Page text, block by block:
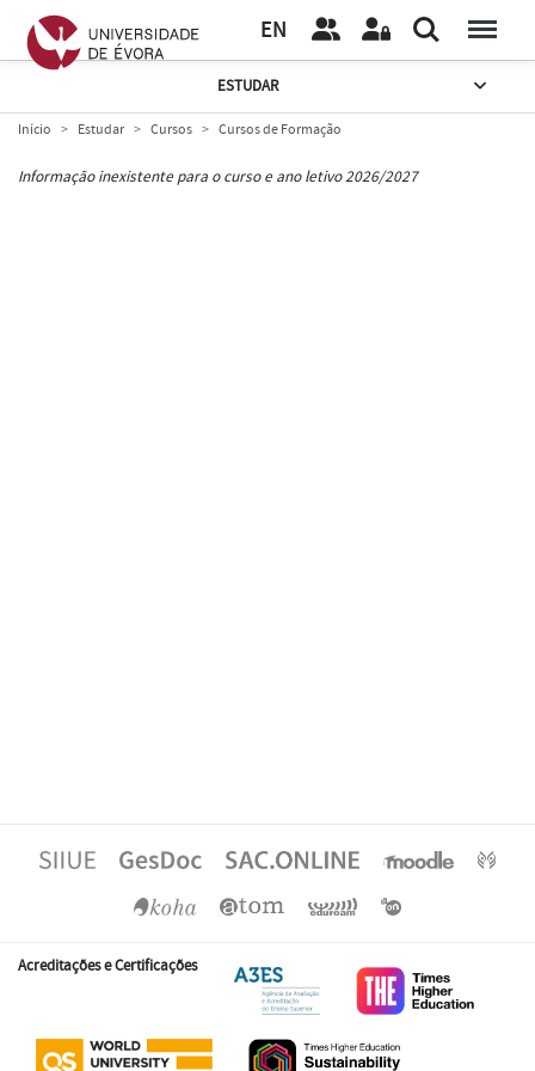
EN
ESTUDAR
Início Estudar Cursos Cursos de Formação
Informação inexistente para o curso e ano letivo 2026/2027
Acreditações e Certificações